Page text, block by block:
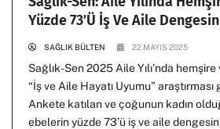
Yüzde 73’ü İş Ve Aile
SAĞLIK BÜLTEN 22 MAYIS 2025
Sağlık-Sen 2025 Aile Yılı’nda
“İş ve Aile Hayatı Uyumu”
Ankete katılan ve çoğunun kadın
ebelerin yüzde 73’ü iş ve aile dengesini